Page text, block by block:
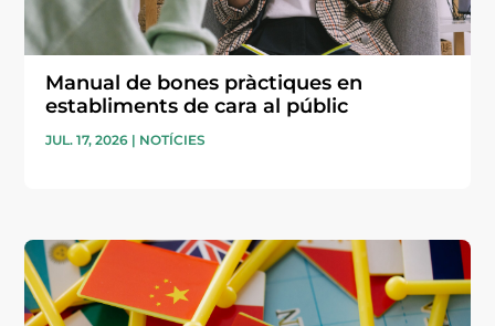
Manual de bones pràctiques en
establiments de cara al públic
JUL. 17, 2026 | NOTÍCIES